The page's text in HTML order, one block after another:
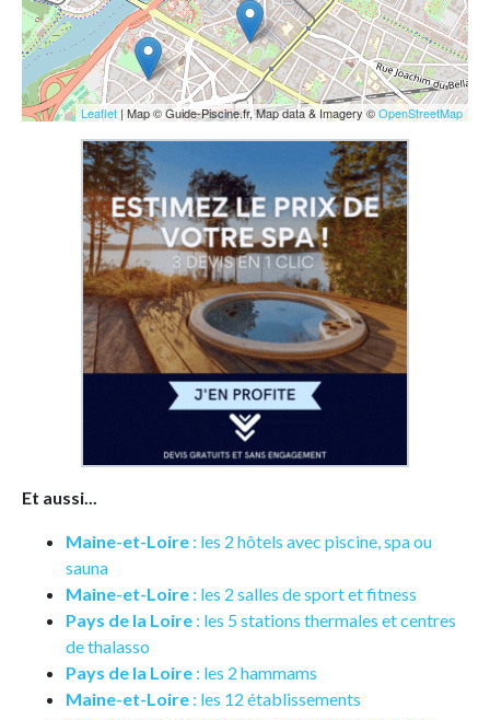
Leaflet | Map © Guide-Piscine.fr, Map data & Imagery ©OpenStreetMap
Et aussi...
Maine-et-Loire : les 2 hôtels avec piscine, spa ou
sauna
Maine-et-Loire : les 2 salles de sport et fitness
Pays de la Loire : les 5 stations thermales et centres
de thalasso
Pays de la Loire : les 2 hammams
Maine-et-Loire : les 12 établissements